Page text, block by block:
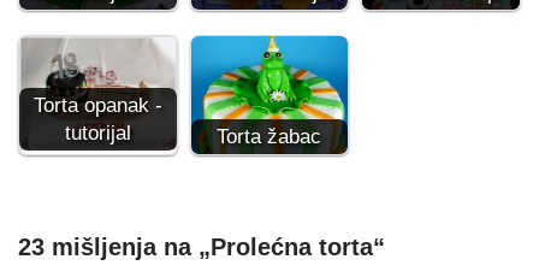
Torta opanak -
tutorijal
Torta žabac
23 mišljenja na „Prolećna torta“